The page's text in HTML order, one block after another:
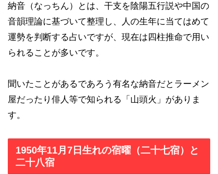
納音（なっちん）とは、干支を陰陽五行説や中国の
音韻理論に基づいて整理し、人の生年に当てはめて
運勢を判断する占いですが、現在は四柱推命で用い
られることが多いです。
聞いたことがあるであろう有名な納音だとラーメン
屋だったり俳人等で知られる「山頭火」がありま
す。
1950年11月7日生れの宿曜（二十七宿）と
二十八宿